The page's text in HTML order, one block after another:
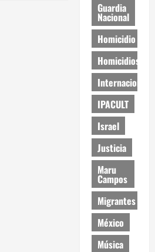
Guardia
Nacional
Homicidio
Homicidios
Internacional
IPACULT
Israel
Justicia
Maru
Campos
Migrantes
México
Música